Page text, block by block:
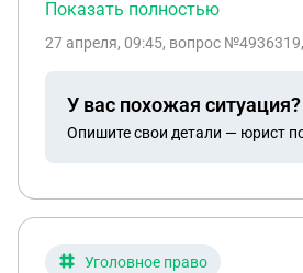
Показать полностью
27 апреля, 09:45, вопрос
У вас похожая ситуация?
Опишите свои детали — юрист
Уголовное право